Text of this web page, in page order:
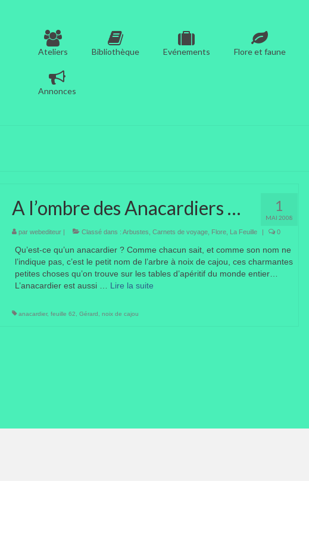
Ateliers Bibliothèque Evénements Flore et faune
Annonces
1
MAI 2008
A l’ombre des Anacardiers …
par webediteur| Classé dans : Arbustes Carnets de voyage, Flore, La Feuille | 0
Qu’est-ce qu’un anacardier ? Comme chacun sait, et comme son nom ne
l’indique pas, c’est le petit nom de l’arbre à noix de cajou, ces charmantes
petites choses qu’on trouve sur les tables d’apéritif du monde entier…
L’anacardier est aussi … Lire la suite­­
anacardier, feuille 62 Gérard noix de cajou